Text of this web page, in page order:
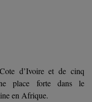
d’Ivoireet de cinq
place forte dans le
en Afrique.